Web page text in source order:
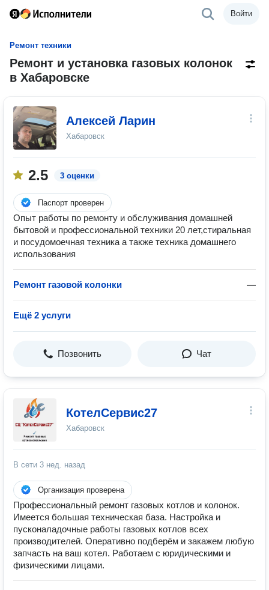
Войти
Ремонт техники
Ремонт и установка газовых колонок
в Хабаровске
Алексей Ларин
Хабаровск
2.5 3 оценки
Паспорт проверен
Опыт работы по ремонту и обслуживания домашней
бытовой и профессиональной техники 20 лет,стиральная
и посудомоечная техника а также техника домашнего
использования
Ремонт газовой колонки —
Ещё 2 услуги
Позвонить Чат
КотелСервис27
Хабаровск
В сети 3 нед. назад
Организация проверена
Профессиональный ремонт газовых котлов и колонок.
Имеется большая техническая база. Настройка и
пусконаладочные работы газовых котлов всех
производителей. Оперативно подберём и закажем любую
запчасть на ваш котел. Работаем с юридическими и
физическими лицами.